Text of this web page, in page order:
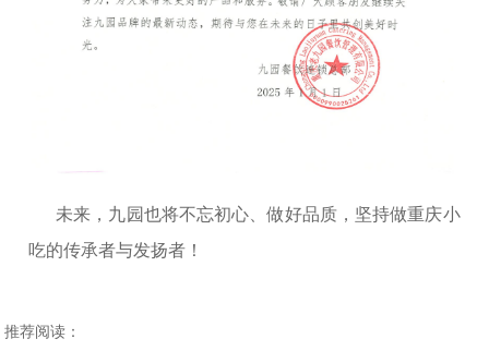
未来，九园也将不忘初心、做好品质，坚持做重庆小
吃的传承者与发扬者！
推荐阅读：